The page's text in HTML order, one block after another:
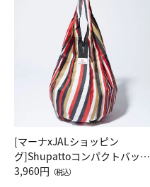
[マーナxJALショッピン
グ]Shupattoコンパクトバッグ
Drop JAL客室乗務員（LC）ス
3,960円 （税込）